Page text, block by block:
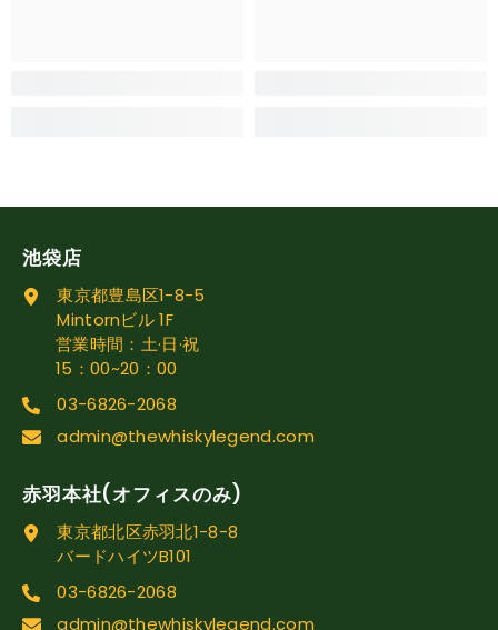
池袋店
東京都豊島区1-8-5
Mintornビル 1F
営業時間：土·日·祝
15：00~20：00
03-6826-2068
admin@thewhiskylegend.com
赤羽本社(オフィスのみ)
東京都北区赤羽北1-8-8
バードハイツB101
03-6826-2068
admin@thewhiskylegend.com